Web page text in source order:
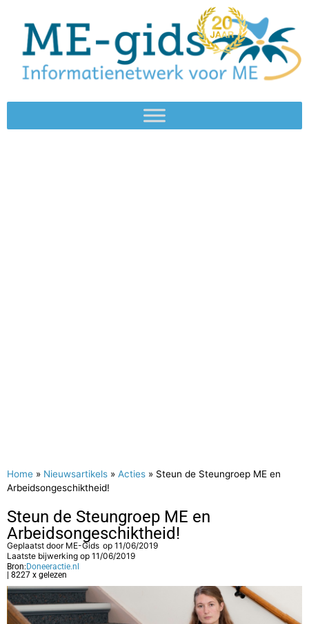
Home » Nieuwsartikels » Acties » Steun de Steungroep ME en
Arbeidsongeschiktheid!
Steun de Steungroep ME en
Arbeidsongeschiktheid!
Geplaatst door ME-Gids op 11/06/2019
Laatste bijwerking op 11/06/2019
Bron: Doneeractie.nl
| 8227 x gelezen